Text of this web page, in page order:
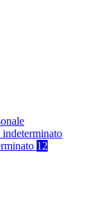
indeterminato
12